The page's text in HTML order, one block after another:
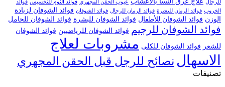
للرجال
عيوب الحقن المجهري فوائد الثوم للتخسيس فوائد
الخروب فوائد الرمان للبشرة فوائد الرمان للرجال فوائد الشوفان فوائد الشوفان لزيادة
الوزن فوائد الشوفان للأطفال فوائد الشوفان للبشرة فوائد الشوفان للحامل
فوائد الشوفان للرجيم فوائد الشوفان للرياضيين فوائد الشوفان
للشعر فوائد الشوفان للكلى مشروبات لعلاج
الاسهال نصائح للرجل قبل الحقن المجهري
تصنيفات